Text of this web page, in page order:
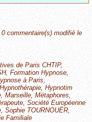
0commentaire(s) modifié le
de Paris CHTIP,
, Formation Hypnose,
à Paris,
Hypnothérapie, Hypnotim
, Marseille, Métaphores,
, Société Européenne
, Sophie TOURNOUËR,
Familiale